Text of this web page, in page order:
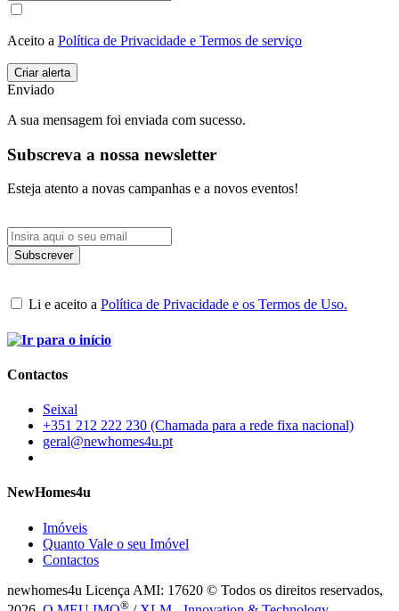
Aceito a Política de Privacidade e Termos de serviço
Enviado
A sua mensagem foi enviada com sucesso.
Subscreva a nossa newsletter
Esteja atento a novas campanhas e a novos eventos!
Li e aceito a Política de Privacidade e os Termos de Uso.
Contactos
Seixal
+351 212 222 230 (Chamada para a rede fixa nacional)
geral@newhomes4u.pt
NewHomes4u
Imóveis
Quanto Vale o seu Imóvel
Contactos
newhomes4u Licença AMI: 17620 © Todos os direitos reservados,
®